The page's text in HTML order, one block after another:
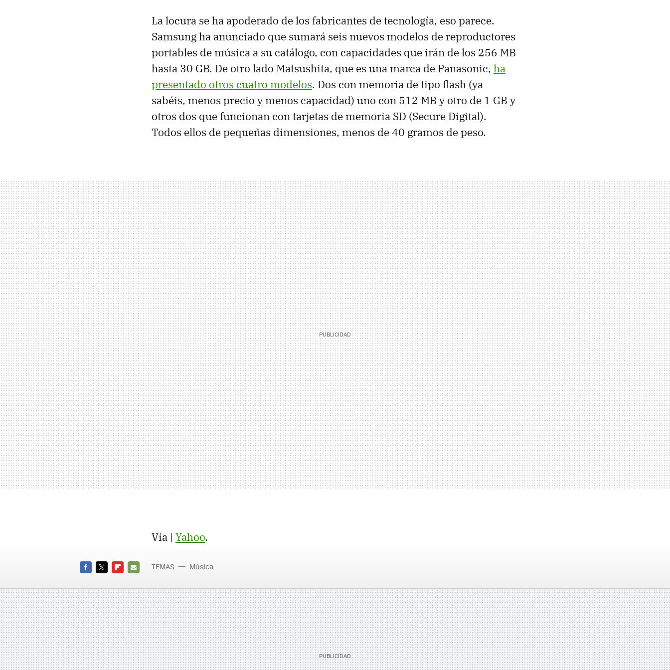
La locura se ha apoderado de los fabricantes de tecnología, eso parece.
Samsung ha anunciado que sumará seis nuevos modelos de reproductores
portables de música a su catálogo, con capacidades que irán de los 256 MB
hasta 30 GB. De otro lado Matsushita, que es una marca de Panasonic, ha
presentado otros cuatro modelos. Dos con memoria de tipo flash (ya
sabéis, menos precio y menos capacidad) uno con 512 MB y otro de 1 GB y
otros dos que funcionan con tarjetas de memoria SD (Secure Digital).
Todos ellos de pequeñas dimensiones, menos de 40 gramos de peso.
Vía | Yahoo.
MAIL
TEMAS Música